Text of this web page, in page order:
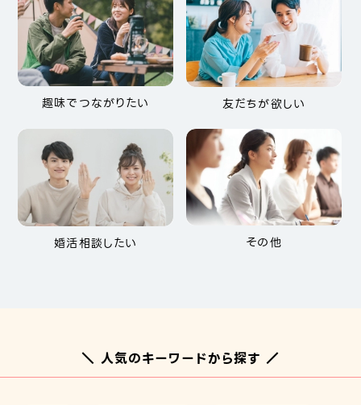
趣味でつながりたい 友だちが欲しい
婚活相談したい その他
＼ 人気のキーワードから探す ／